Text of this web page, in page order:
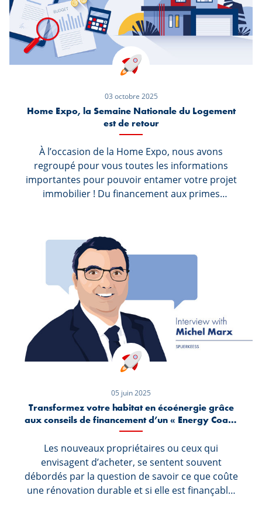
personnel !
03 octobre 2025
Home Expo, la Semaine Nationale du Logement
est de retour
À l’occasion de la Home Expo, nous avons
regroupé pour vous toutes les informations
importantes pour pouvoir entamer votre projet
immobilier ! Du financement aux primes
05 juin 2025
Transformez votre habitat en écoénergie grâce
aux conseils de financement d’un « Energy Coach
»
Les nouveaux propriétaires ou ceux qui
envisagent d’acheter, se sentent souvent
débordés par la question de savoir ce que coûte
une rénovation durable et si elle est finançable.